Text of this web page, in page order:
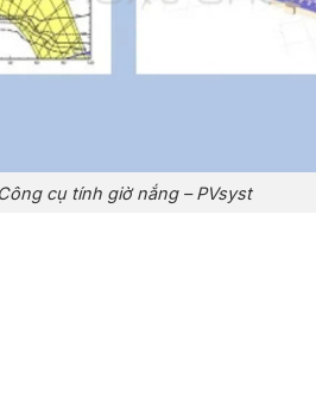
Công cụ tính giờ nắng – PVsyst